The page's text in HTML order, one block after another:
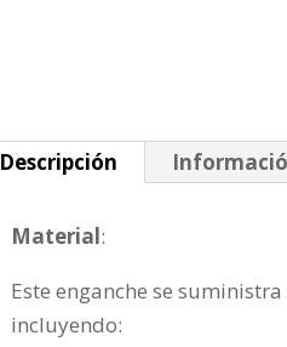
Descripción
Material:
Este enganche se
incluyendo: